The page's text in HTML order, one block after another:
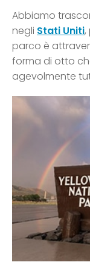
Abbiamo
negli Stati Uniti,
parco è
forma di otto
agevolmente